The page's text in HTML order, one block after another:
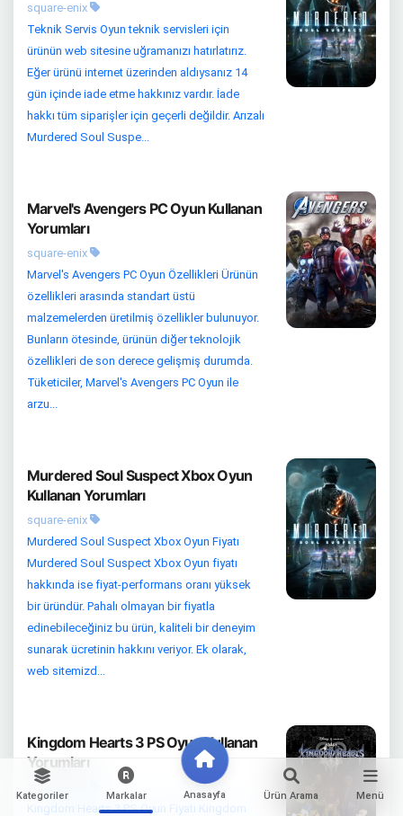
Kategoriler Markalar Anasayfa Ürün Arama Menü
square-enix
Teknik Servis Oyun teknik servisleri için
ürünün web sitesine uğramanızı hatırlatırız.
Eğer ürünü internet üzerinden aldıysanız 14
gün içinde iade etme hakkınız vardır. İade
hakkı tüm siparişler için geçerli değildir. Arızalı
Murdered Soul Suspe...
Marvel's Avengers PC Oyun Kullanan
Yorumları
square-enix
Marvel's Avengers PC Oyun Özellikleri Ürünün
özellikleri arasında standart üstü
malzemelerden üretilmiş özellikler bulunuyor.
Bunların ötesinde, ürünün diğer teknolojik
özellikleri de son derece gelişmiş durumda.
Tüketiciler, Marvel's Avengers PC Oyun ile
arzu...
Murdered Soul Suspect Xbox Oyun
Kullanan Yorumları
square-enix
Murdered Soul Suspect Xbox Oyun Fiyatı
Murdered Soul Suspect Xbox Oyun fiyatı
hakkında ise fiyat-performans oranı yüksek
bir üründür. Pahalı olmayan bir fiyatla
edinebileceğiniz bu ürün, kaliteli bir deneyim
sunarak ücretinin hakkını veriyor. Ek olarak,
web sitemizd...
Kingdom Hearts 3 PS Oyun Kullanan
Yorumları
square-enix
Kingdom Hearts 3 PS Oyun Fiyatı Kingdom